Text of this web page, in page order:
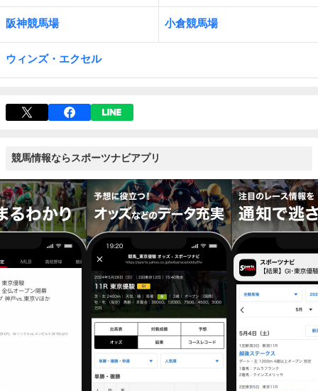
阪神競馬場 小倉競馬場
ウィンズ・エクセル
競馬情報ならスポーツナビアプリ